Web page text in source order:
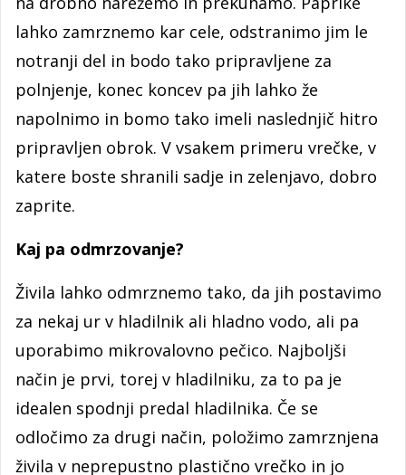
lahko zamrznemo kar cele, odstranimo jim le
notranji del in bodo tako pripravljene za
polnjenje, konec koncev pa jih lahko že
napolnimo in bomo tako imeli naslednjič hitro
pripravljen obrok. V vsakem primeru vrečke, v
katere boste shranili sadje in zelenjavo, dobro
zaprite.
Kaj pa odmrzovanje?
Živila lahko odmrznemo tako, da jih postavimo
za nekaj ur v hladilnik ali hladno vodo, ali pa
uporabimo mikrovalovno pečico. Najboljši
način je prvi, torej v hladilniku, za to pa je
idealen spodnji predal hladilnika. Če se
odločimo za drugi način, položimo zamrznjena
živila v neprepustno plastično vrečko in jo